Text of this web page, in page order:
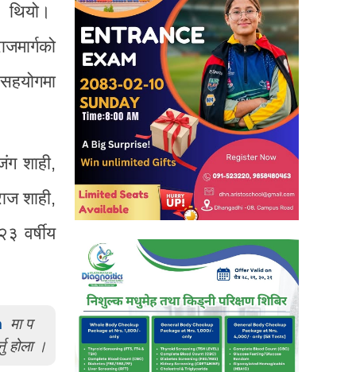
शाही,
शाही,
वर्षीय
मा प
होला ।